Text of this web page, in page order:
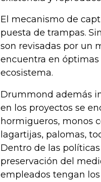
El mecanismo de
puesta de trampas.
son revisadas por un
encuentra en
ecosistema.
Drummond además
en los proyectos se
hormigueros, monos
lagartijas, palomas,
Dentro de las
preservación del
empleados tengan